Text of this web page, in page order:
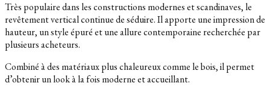
Très populaire dans les constructions modernes et scandinaves, le
revêtement vertical continue de séduire. Il apporte une impression de
hauteur, un style épuré et une allure contemporaine recherchée par
plusieurs acheteurs.
Combiné à des matériaux plus chaleureux comme le bois, il permet
d’obtenir un look à la fois moderne et accueillant.